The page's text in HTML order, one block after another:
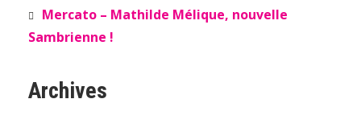
Mercato – Mathilde Mélique, nouvelle
Sambrienne !
Archives